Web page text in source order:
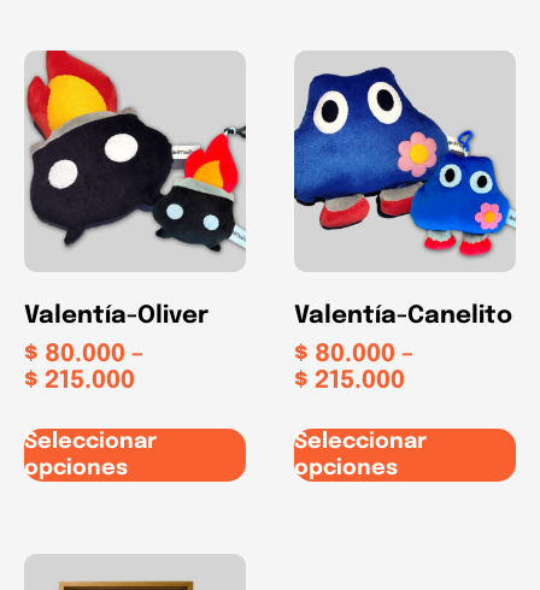
Valentía-Oliver
$ 80.000 –
$ 215.000
Seleccionar
opciones
Valentía-Canelito
$ 80.000 –
$ 215.000
Seleccionar
opciones